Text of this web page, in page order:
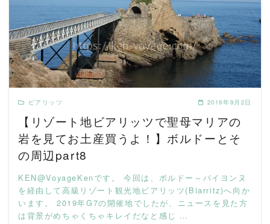
READ MORE
ビアリッツ 2019年9月2日
【リゾート地ビアリッツで聖母マリアの
岩を見てお土産買うよ！】ボルドーとそ
の周辺part8
KEN@VoyageKenです。 今回は、ボルドー～バイヨンヌ
を経由して高級リゾート観光地ビアリッツ(Biarritz)へ向か
います。 2019年G7の開催地でしたが、ニュースを見た方
は背景がめちゃくちゃキレイだなと感じ …